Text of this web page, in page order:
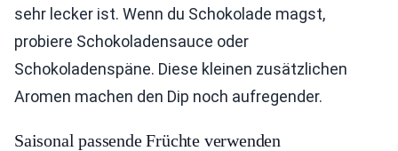
sehr lecker ist. Wenn du Schokolade magst,
probiere Schokoladensauce oder
Schokoladenspäne. Diese kleinen zusätzlichen
Aromen machen den Dip noch aufregender.
Saisonal passende Früchte verwenden